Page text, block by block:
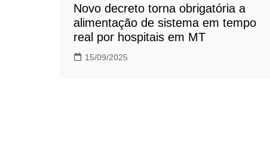
Novo decreto torna obrigatória a
alimentação de sistema em tempo
real por hospitais em MT
15/09/2025